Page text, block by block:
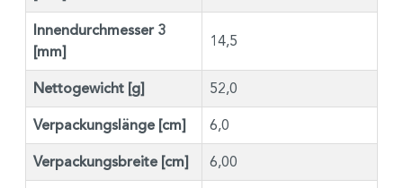
Innendurchmesser 3
[mm]
14,5
Nettogewicht [g] 52,0
Verpackungslänge [cm] 6,0
Verpackungsbreite [cm] 6,00